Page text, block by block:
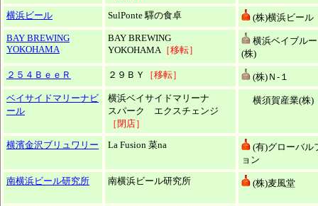
横浜ビール SulPonte 驛の食卓
(株)横浜ビール
BAY BREWING
YOKOHAMA
BAY BREWING
YOKOHAMA ［移転］
横浜ベイブル
(株)
２５４ＢｅｅＲ
２９ＢＹ ［移転］
(株)Ｎ-１
ベイサイドマリーナビ
ール
横浜ベイサイドマリーナ
スパーク エクスチェンジ
［閉店］
横須賀産業(株)
横濱金沢ブリュワリー La Fusion 菜na
(有)グローバル
ョン
南横浜ビール研究所
南横浜ビール研究所 (株)麦風堂